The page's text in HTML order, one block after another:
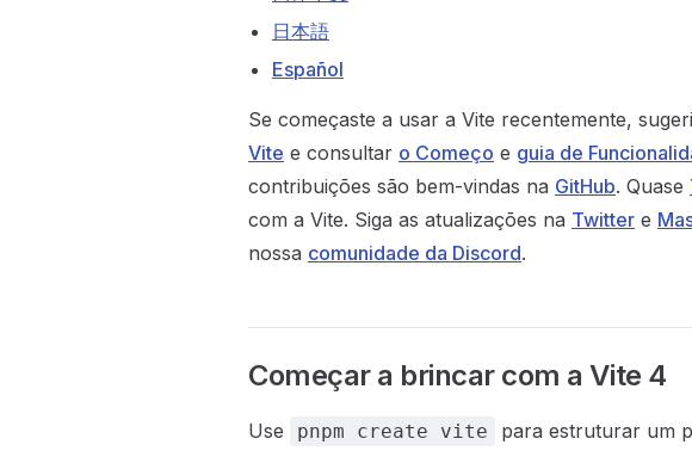
日本語
Español
Se começaste a usar a Vite recentemente,
Vite e consultar o Começo e guia de
contribuições são bem-vindas na GitHub. Quase
com a Vite. Siga as atualizações na Twitter e
nossa comunidade da Discord.
Começar a brincar com a Vite 4
Use pnpm create vite
para estruturar um